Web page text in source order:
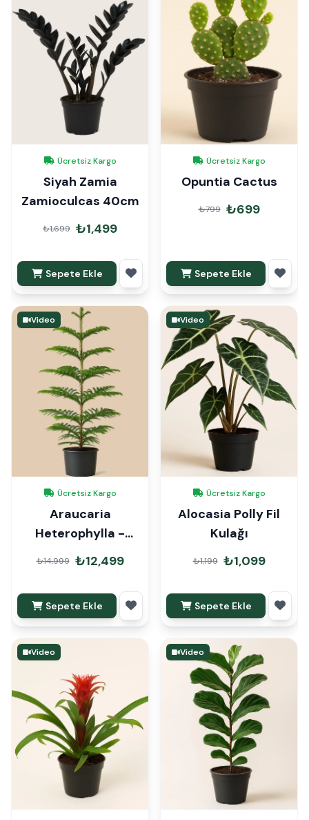
Ücretsiz Kargo
Siyah Zamia
Zamioculcas 40cm
₺1,699 ₺1,499
Sepete Ekle
Ücretsiz Kargo
Opuntia Cactus
₺799 ₺699
Sepete Ekle
Video
Ücretsiz Kargo
Araucaria
Heterophylla -
Arokarya Çam
₺14,999 ₺12,499
Sepete Ekle
Video
Ücretsiz Kargo
Alocasia Polly Fil
Kulağı
₺1,199 ₺1,099
Sepete Ekle
Video Video